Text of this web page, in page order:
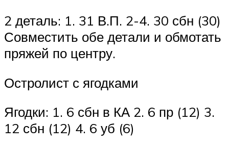
2 деталь: 1. 31 В.П. 2-4. 30 сбн (30)
Совместить обе детали и обмотать
пряжей по центру.
Остролист с ягодками
Ягодки: 1. 6 сбн в КА 2. 6 пр (12) 3.
12 сбн (12) 4. 6 уб (6)